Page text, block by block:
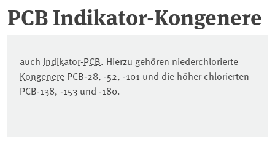
PCB Indikator-Kongenere
auch Indikator-PCB. Hierzu gehören niederchlorierte
Kongenere PCB-28, -52, -101 und die höher chlorierten
PCB-138, -153 und -180.